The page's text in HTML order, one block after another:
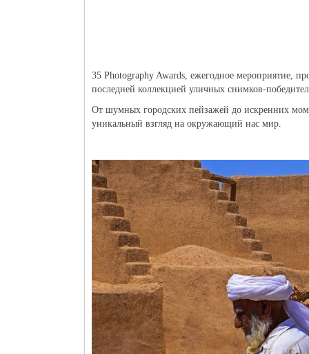
35 Photography Awards, ежегодное мероприятие,
последней коллекцией уличных снимков-
От шумных городских пейзажей до искренних
уникальный взгляд на окружающий нас мир.